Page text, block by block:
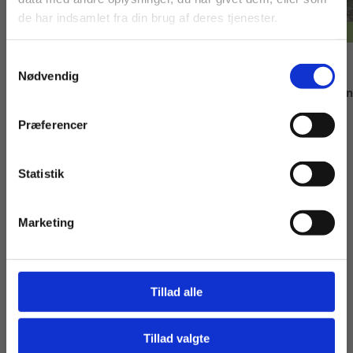
de har indsamlet fra din brug af deres tjenester.
Nødvendig
Præferencer
Statistik
Marketing
Tillad alle
Tillad valgte
Et lille håb, Grønt
Kirsten Ahlburg
Se alle
vist priser inkl.
får vist priser ekskl.
Gå til praxisOnline